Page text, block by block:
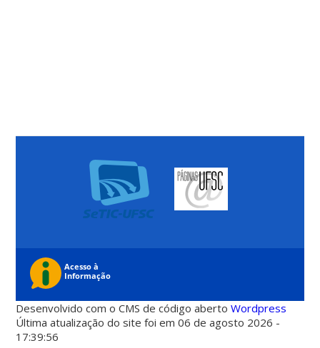
Desenvolvido com o CMS de código abertoWordpress
Última atualização do site foi em 06 de agosto 2026 -
17:39:56